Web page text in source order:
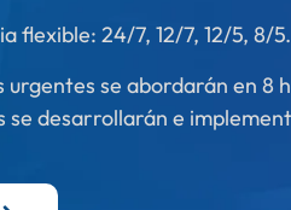
flexible: 24/7, 12/7, 12/5, 8/5.
urgentes se abordarán en 8
se desarrollarán e